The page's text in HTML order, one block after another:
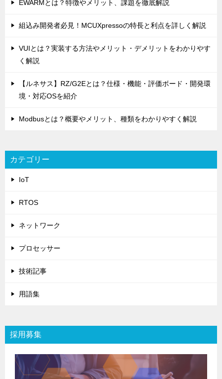
EWARMとは？特徴やメリット、課題を徹底解説
組込み開発者必見！MCUXpressoの特長と利点を詳しく解説
VUIとは？実装する方法やメリット・デメリットをわかりやす
く解説
【ルネサス】RZ/G2Eとは？仕様・機能・評価ボード・開発環
境・対応OSを紹介
Modbusとは？概要やメリット、種類をわかりやすく解説
カテゴリー
IoT
RTOS
ネットワーク
プロセッサー
技術記事
用語集
採用募集